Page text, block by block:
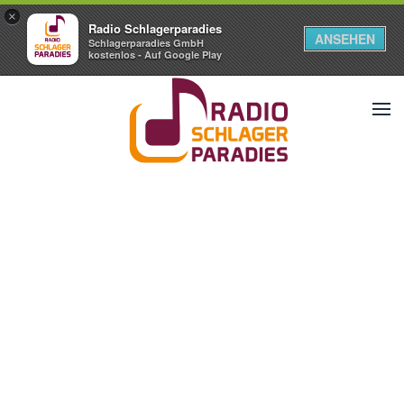
×
Radio Schlagerparadies
Schlagerparadies GmbH
kostenlos - Auf Google Play
ANSEHEN